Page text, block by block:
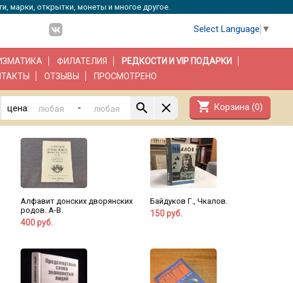
марки, открытки, монеты и многое другое.
Select Language ▼
ФИЛАТЕЛИЯ
РЕДКОСТИ И VIP ПОДАРКИ
ОТЗЫВЫ ПРОСМОТРЕНО
цена: - shopping_cart Корзина (0)
Алфавит донских дворянских
родов. А-В.
400 руб.
Байдуков Г., Чкалов.
150 руб.